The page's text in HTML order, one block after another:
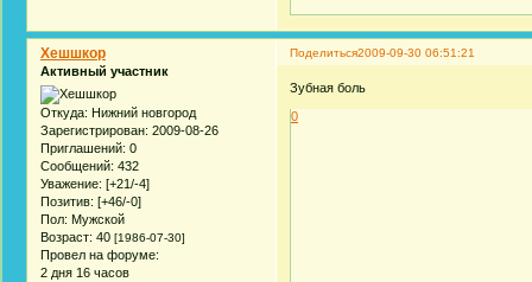
Поделиться2009-09-30 06:51:21
Хешшкор
Активный участник
Откуда: Нижний новгород
Зарегистрирован: 2009-08-26
Приглашений: 0
Сообщений: 432
Уважение: [+21/-4]
Позитив: [+46/-0]
Пол: Мужской
Возраст: 40 [1986-07-30]
Провел на форуме:
2 дня 16 часов
Зубная боль
0